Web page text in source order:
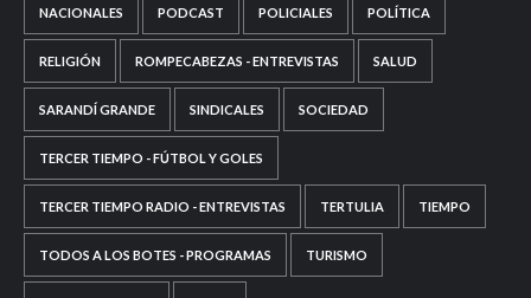
NACIONALES PODCAST POLICIALES POLÍTICA
RELIGIÓN ROMPECABEZAS - ENTREVISTAS SALUD
SARANDÍ GRANDE SINDICALES SOCIEDAD
TERCER TIEMPO - FÚTBOL Y GOLES
TERCER TIEMPO RADIO - ENTREVISTAS TERTULIA TIEMPO
TODOS A LOS BOTES - PROGRAMAS TURISMO